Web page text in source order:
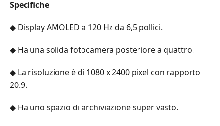
Specifiche
◆ Display AMOLED a 120 Hz da 6,5 pollici.
◆ Ha una solida fotocamera posteriore a quattro.
◆ La risoluzione è di 1080 x 2400 pixel con rapporto
20:9.
◆ Ha uno spazio di archiviazione super vasto.